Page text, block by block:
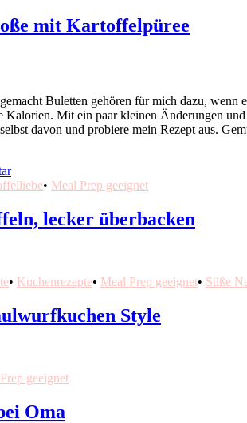
mit Kartoffelpüree
Buletten gehören für mich dazu, wenn
Kalorien. Mit ein paar kleinen Änderungen
davon und probiere mein Rezept aus.
• Meal Prep geeignet
lecker überbacken
• Kuchenrezepte• Meal Prep geeignet• Süße
Style
geeignet
Oma